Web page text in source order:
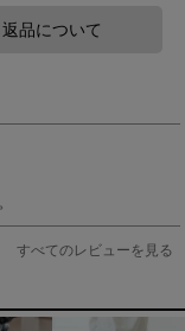
返品について
すべてのレビューを見る